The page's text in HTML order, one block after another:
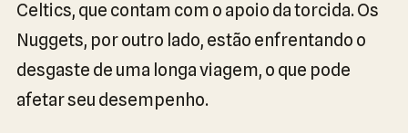
Celtics, que contam com o apoio da torcida. Os
Nuggets, por outro lado, estão enfrentando o
desgaste de uma longa viagem, o que pode
afetar seu desempenho.